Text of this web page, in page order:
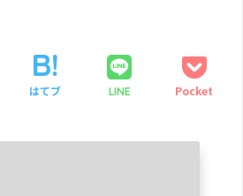
はてブ LINE Pocket